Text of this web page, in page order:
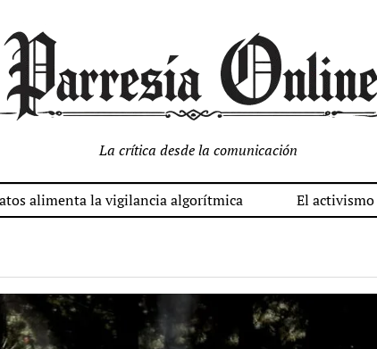
La crítica desde la comunicación
la vigilancia algorítmica El activismo digital